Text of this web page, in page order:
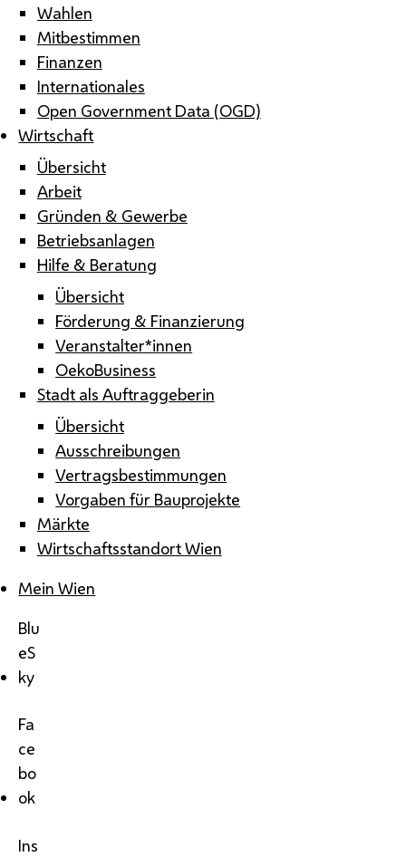
Wahlen
Mitbestimmen
Finanzen
Internationales
Open Government Data (OGD)
Wirtschaft
Übersicht
Arbeit
Gründen & Gewerbe
Betriebsanlagen
Hilfe & Beratung
Übersicht
Förderung & Finanzierung
Veranstalter*innen
OekoBusiness
Stadt als Auftraggeberin
Übersicht
Ausschreibungen
Vertragsbestimmungen
Vorgaben für Bauprojekte
Märkte
Wirtschaftsstandort Wien
Mein Wien
Blu
eS
ky
Fa
ce
bo
ok
Ins